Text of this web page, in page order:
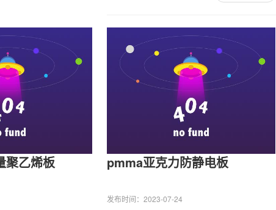
聚乙烯板 pmma亚克力防静电板
发布时间：2023-07-24